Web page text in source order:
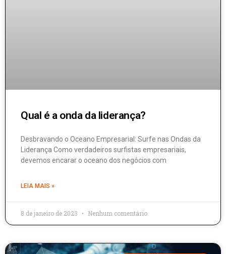
Qual é a onda da liderança?
Desbravando o Oceano Empresarial: Surfe nas Ondas da
Liderança Como verdadeiros surfistas empresariais,
devemos encarar o oceano dos negócios com
LEIA MAIS »
8 de janeiro de 2023 Nenhum comentário